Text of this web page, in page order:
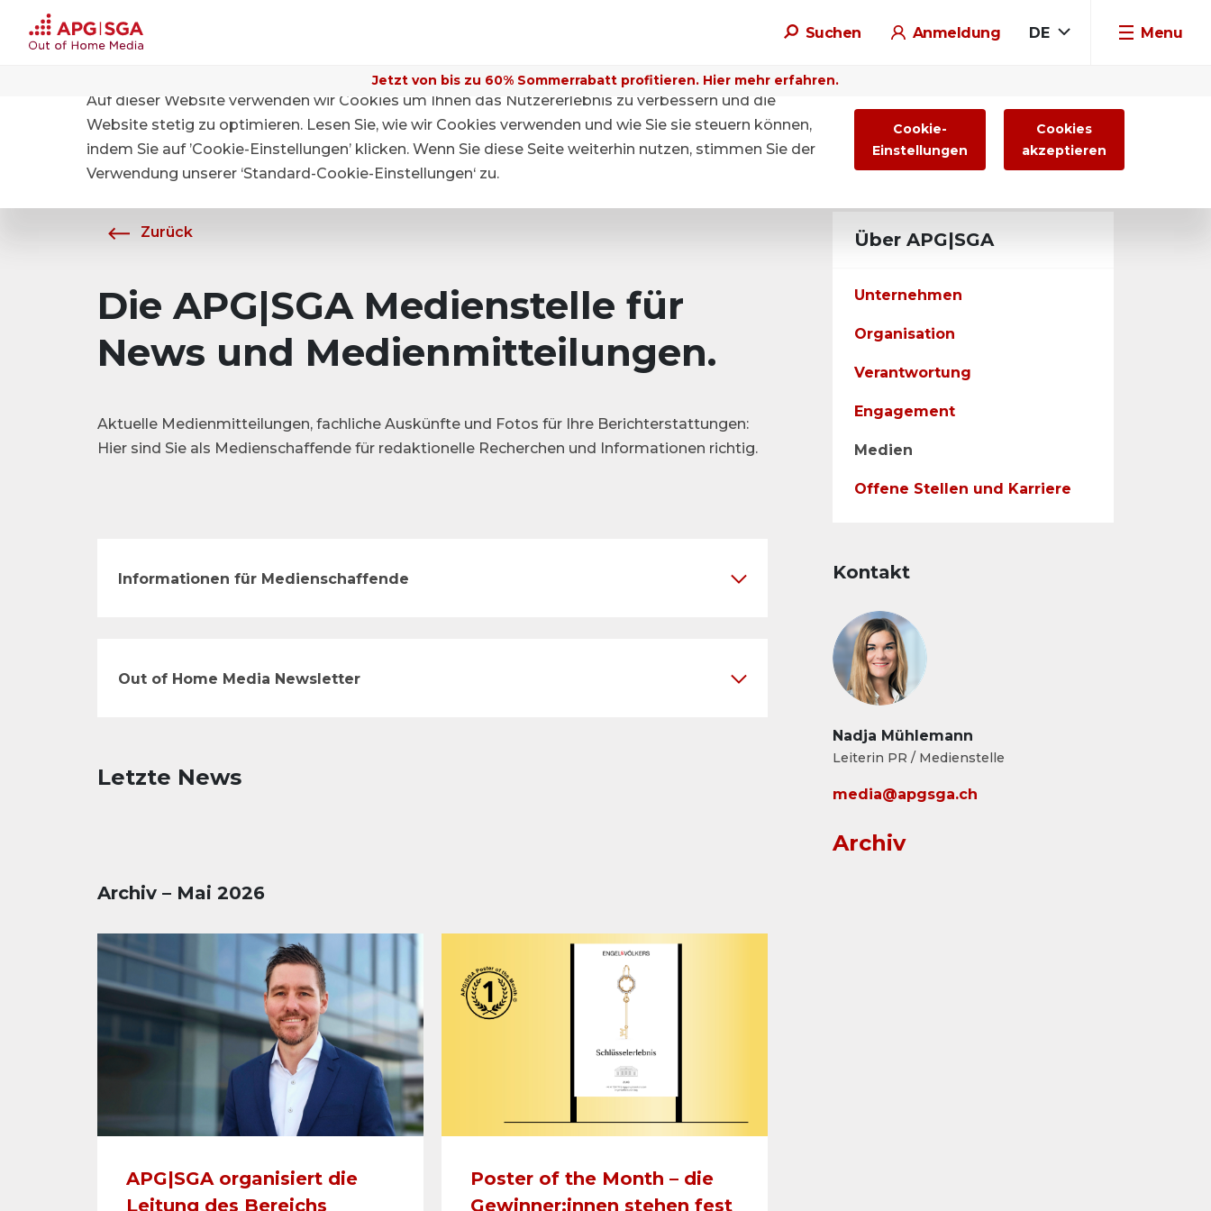
Suchen Anmeldung DE Menu
Jetzt von bis zu 60% Sommerrabatt profitieren. Hier mehr erfahren.
Über APG|SGA Medien
Zurück
Die APG|SGA Medienstelle für
News und Medienmitteilungen.
Aktuelle Medienmitteilungen, fachliche Auskünfte und Fotos für Ihre Berichterstattungen:
Hier sind Sie als Medienschaffende für redaktionelle Recherchen und Informationen richtig.
Informationen für Medienschaffende
Out of Home Media Newsletter
Letzte News
Archiv – Mai 2026
APG|SGA organisiert die
Leitung des Bereichs
Poster of the Month – die
Gewinner:innen stehen fest
Über APG|SGA
Unternehmen
Organisation
Verantwortung
Engagement
Medien
Offene Stellen und Karriere
Kontakt
Nadja Mühlemann
Leiterin PR / Medienstelle
media@apgsga.ch
Archiv
Auf dieser Website verwenden wir Cookies um Ihnen das Nutzererlebnis zu verbessern und die
Website stetig zu optimieren. Lesen Sie, wie wir Cookies verwenden und wie Sie sie steuern können,
indem Sie auf ’Cookie-Einstellungen’ klicken. Wenn Sie diese Seite weiterhin nutzen, stimmen Sie der
Verwendung unserer ‘Standard-Cookie-Einstellungen‘ zu.
Cookie-
Einstellungen
Cookies
akzeptieren